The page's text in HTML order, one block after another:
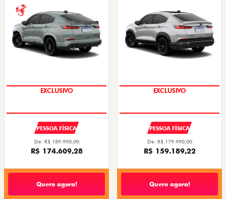
EXCLUSIVO
PESSOA FÍSICA
De: R$ 189.990,00
R$ 174.609,28
Quero agora!
EXCLUSIVO
PESSOA FÍSICA
De: R$ 179.990,00
R$ 159.189,22
Quero agora!